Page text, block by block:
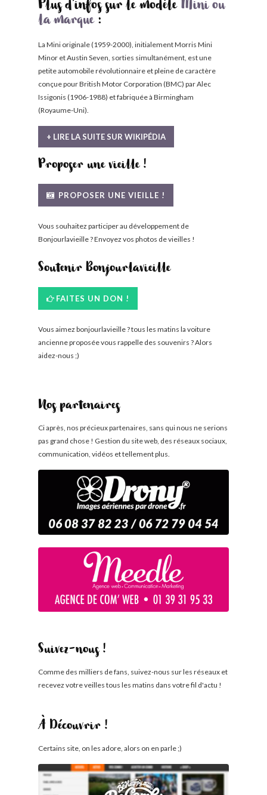
Plus d'infos sur le modèle Mini ou
la marque:
La Mini originale (1959-2000), initialement Morris Mini
Minor et Austin Seven, sorties simultanément, est une
petite automobile révolutionnaire et pleine de caractère
conçue pour British Motor Corporation (BMC) par Alec
Issigonis (1906-1988) et fabriquée à Birmingham
(Royaume-Uni).
+ LIRE LA SUITE SUR WIKIPÉDIA
Proposer une vieille !
PROPOSER UNE VIEILLE !
Vous souhaitez participer au développement de
Bonjourlavieille ? Envoyez vos photos de vieilles !
Soutenir Bonjourlavieille
FAITES UN DON !
Vous aimez bonjourlavieille ? tous les matins la voiture
ancienne proposée vous rappelle des souvenirs ? Alors
aidez-nous ;)
Nos partenaires
Ci après, nos précieux partenaires, sans qui nous ne serions
pas grand chose ! Gestion du site web, des réseaux sociaux,
communication, vidéos et tellement plus.
Suivez-nous !
Comme des milliers de fans, suivez-nous sur les réseaux et
recevez votre veilles tous les matins dans votre fil d'actu !
À Découvrir !
Certains site, on les adore, alors on en parle ;)